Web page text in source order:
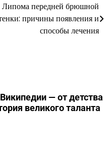
Липома передней брюшной
причины появления и
способы лечения
— от детства
великого таланта